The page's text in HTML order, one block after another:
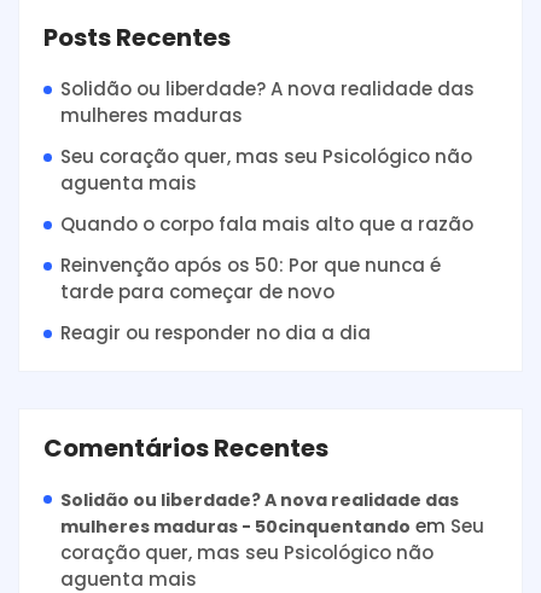
Posts Recentes
Solidão ou liberdade? A nova realidade das
mulheres maduras
Seu coração quer, mas seu Psicológico não
aguenta mais
Quando o corpo fala mais alto que a razão
Reinvenção após os 50: Por que nunca é
tarde para começar de novo
Reagir ou responder no dia a dia
Comentários Recentes
Solidão ou liberdade? A nova realidade das
mulheres maduras - 50cinquentando em Seu
coração quer, mas seu Psicológico não
aguenta mais